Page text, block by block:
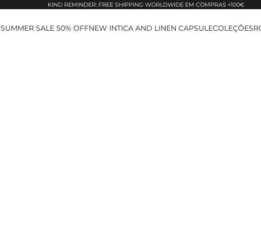
KIND REMINDER: FREE SHIPPING WORLDWIDE EM COMPRAS +100€
SUMMER SALE 50% OFFNEW INTICA AND LINEN CAPSULECOLEÇÕES